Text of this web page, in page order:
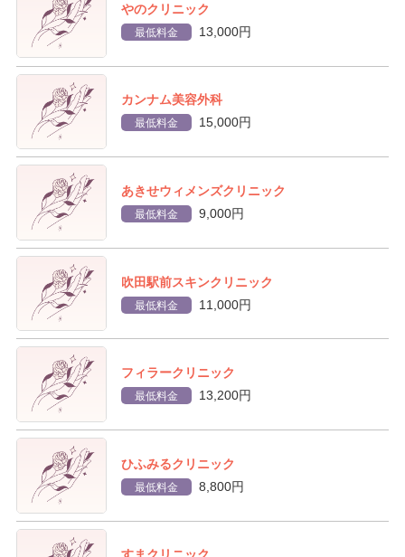
やのクリニック
最低料金 13,000円
カンナム美容外科
最低料金 15,000円
あきせウィメンズクリニック
最低料金 9,000円
吹田駅前スキンクリニック
最低料金 11,000円
フィラークリニック
最低料金 13,200円
ひふみるクリニック
最低料金 8,800円